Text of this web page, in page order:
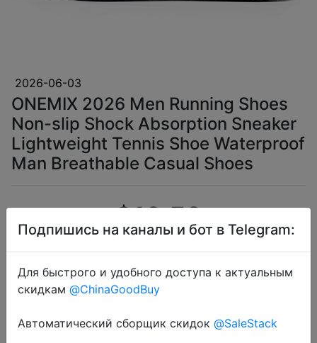
2026-06-03
ONEMIX 2026 Men Running Shoes
Non-slip Shock Absorption Sneaker
Lightweight Tennis Shoe Waterproof
Man Breathable Casual Shoes
$18.58
Промокод:"AEUA4"
Подпишись на каналы и бот в Telegram:
Для быстрого и удобного доступа к актуальным
скидкам @ChinaGoodBuy
Автоматический сборщик скидок @SaleStack